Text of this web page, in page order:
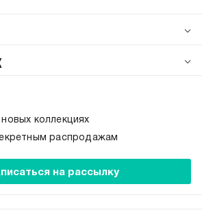
коллекциях
распродажам
на рассылку